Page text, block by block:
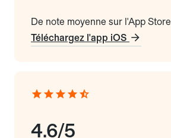
De note moyenne sur l'App Store
Téléchargez l'app iOS
4.6/5